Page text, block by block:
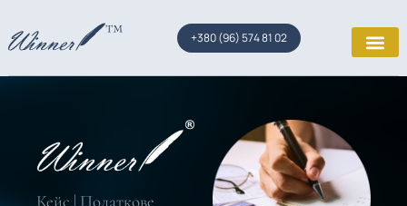
+380 (96) 574 81 02
Кейс | Податкове